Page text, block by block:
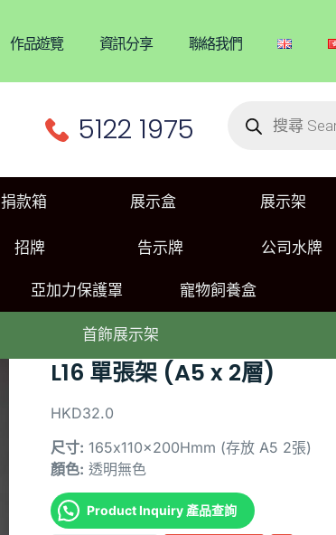
作品遊覽 資訊分享 聯絡我們
5122 1975
捐款箱 展示盒 展示架
招牌 告示牌 公司水牌
亞加力保護罩 寵物飼養盒
首飾展示架
L16 單張架 (A5 x 2層)
HKD32.0
尺寸: 165x110x200Hmm (存放 A5 2張)
顏色: 透明無色
Product Inquiry 產品查詢